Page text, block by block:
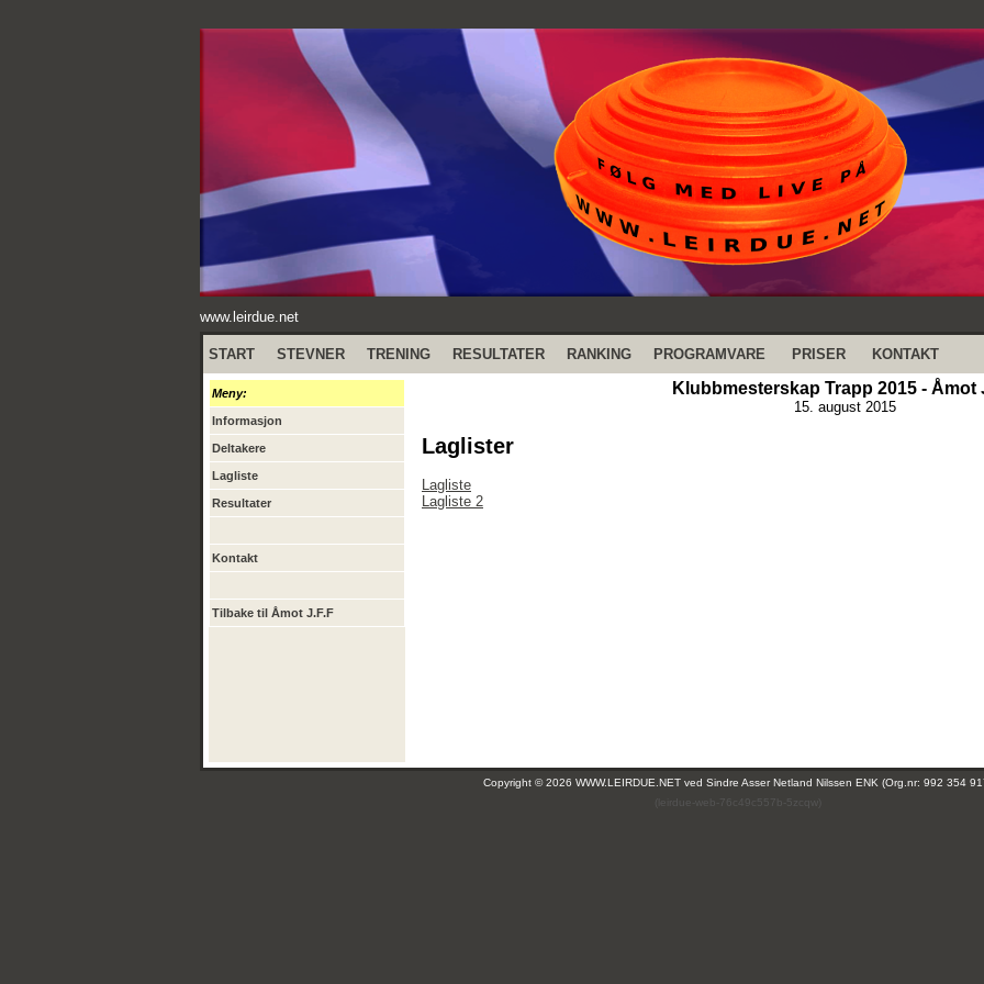
www.leirdue.net
START STEVNER TRENING RESULTATER RANKING PROGRAMVARE PRISER KONTAKT
Meny:
Informasjon
Deltakere
Lagliste
Resultater
Kontakt
Tilbake til Åmot J.F.F
Klubbmesterskap Trapp 2015 - Åmot
15. august 2015
Laglister
Lagliste
Lagliste 2
Copyright © 2026 WWW.LEIRDUE.NET ved Sindre Asser Netland Nilssen ENK (Org.nr: 992 354
(leirdue-web-76c49c557b-5zcqw)